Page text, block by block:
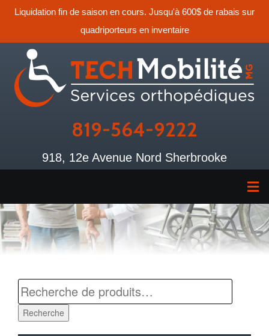
Liquidation fin de saison en cours. Jusqu'à 600$ de rabais sur
quadriporteurs en inventaire
819-564-9222
918, 12e Avenue Nord Sherbrooke
Recherche